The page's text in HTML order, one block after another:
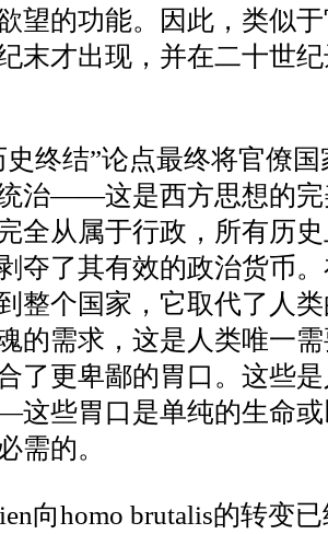
望的功能。因此，类似
末才出现，并在二十世
史终结”论点最终将官僚
治——这是西方思想的
全从属于行政，所有历
夺了其有效的政治货币
整个国家，它取代了人
的需求，这是人类唯一
了更卑鄙的胃口。这些
这些胃口是单纯的生命
需的。
向homo brutalis的转变